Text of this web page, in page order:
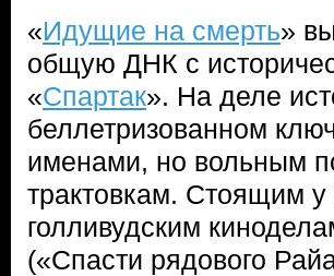
«Идущие на смерть»
общую ДНК с
«Спартак». На деле
беллетризованном
именами, но вольным
трактовкам. Стоящим
голливудским
(«Спасти рядового